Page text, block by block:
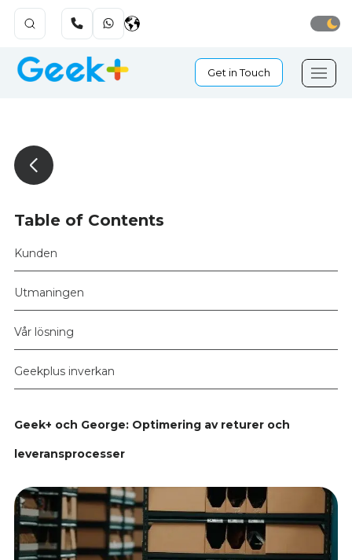
Get in Touch
Table of Contents
Kunden
Utmaningen
Vår lösning
Geekplus inverkan
Geek+ och George: Optimering av returer och
leveransprocesser